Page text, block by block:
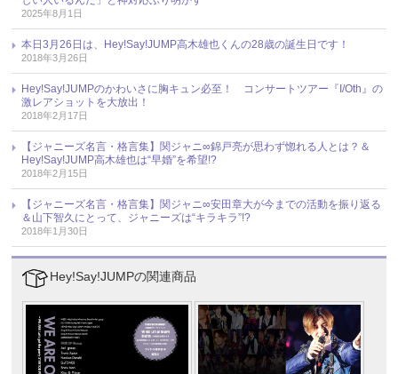
2025年8月1日
本日3月26日は、Hey!Say!JUMP高木雄也くんの28歳の誕生日です！
2018年3月26日
Hey!Say!JUMPのかわいさに胸キュン必至！ コンサートツアー『I/Oth』の
激レアショットを大放出！
2018年2月17日
【ジャニーズ名言・格言集】関ジャニ∞錦戸亮が思わず惚れる人とは？＆
Hey!Say!JUMP高木雄也は“早婚”を希望!?
2018年2月15日
【ジャニーズ名言・格言集】関ジャニ∞安田章大が今までの活動を振り返る
＆山下智久にとって、ジャニーズは“キラキラ”!?
2018年1月30日
Hey!Say!JUMPの関連商品